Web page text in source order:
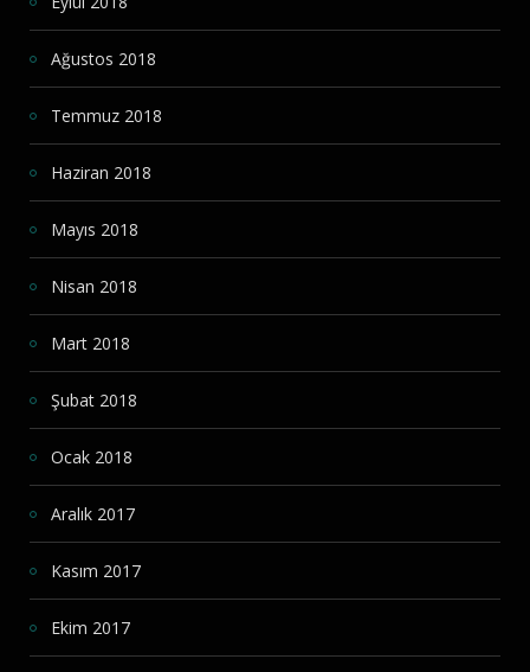
Ağustos 2018
Temmuz 2018
Haziran 2018
Mayıs 2018
Nisan 2018
Mart 2018
Şubat 2018
Ocak 2018
Aralık 2017
Kasım 2017
Ekim 2017